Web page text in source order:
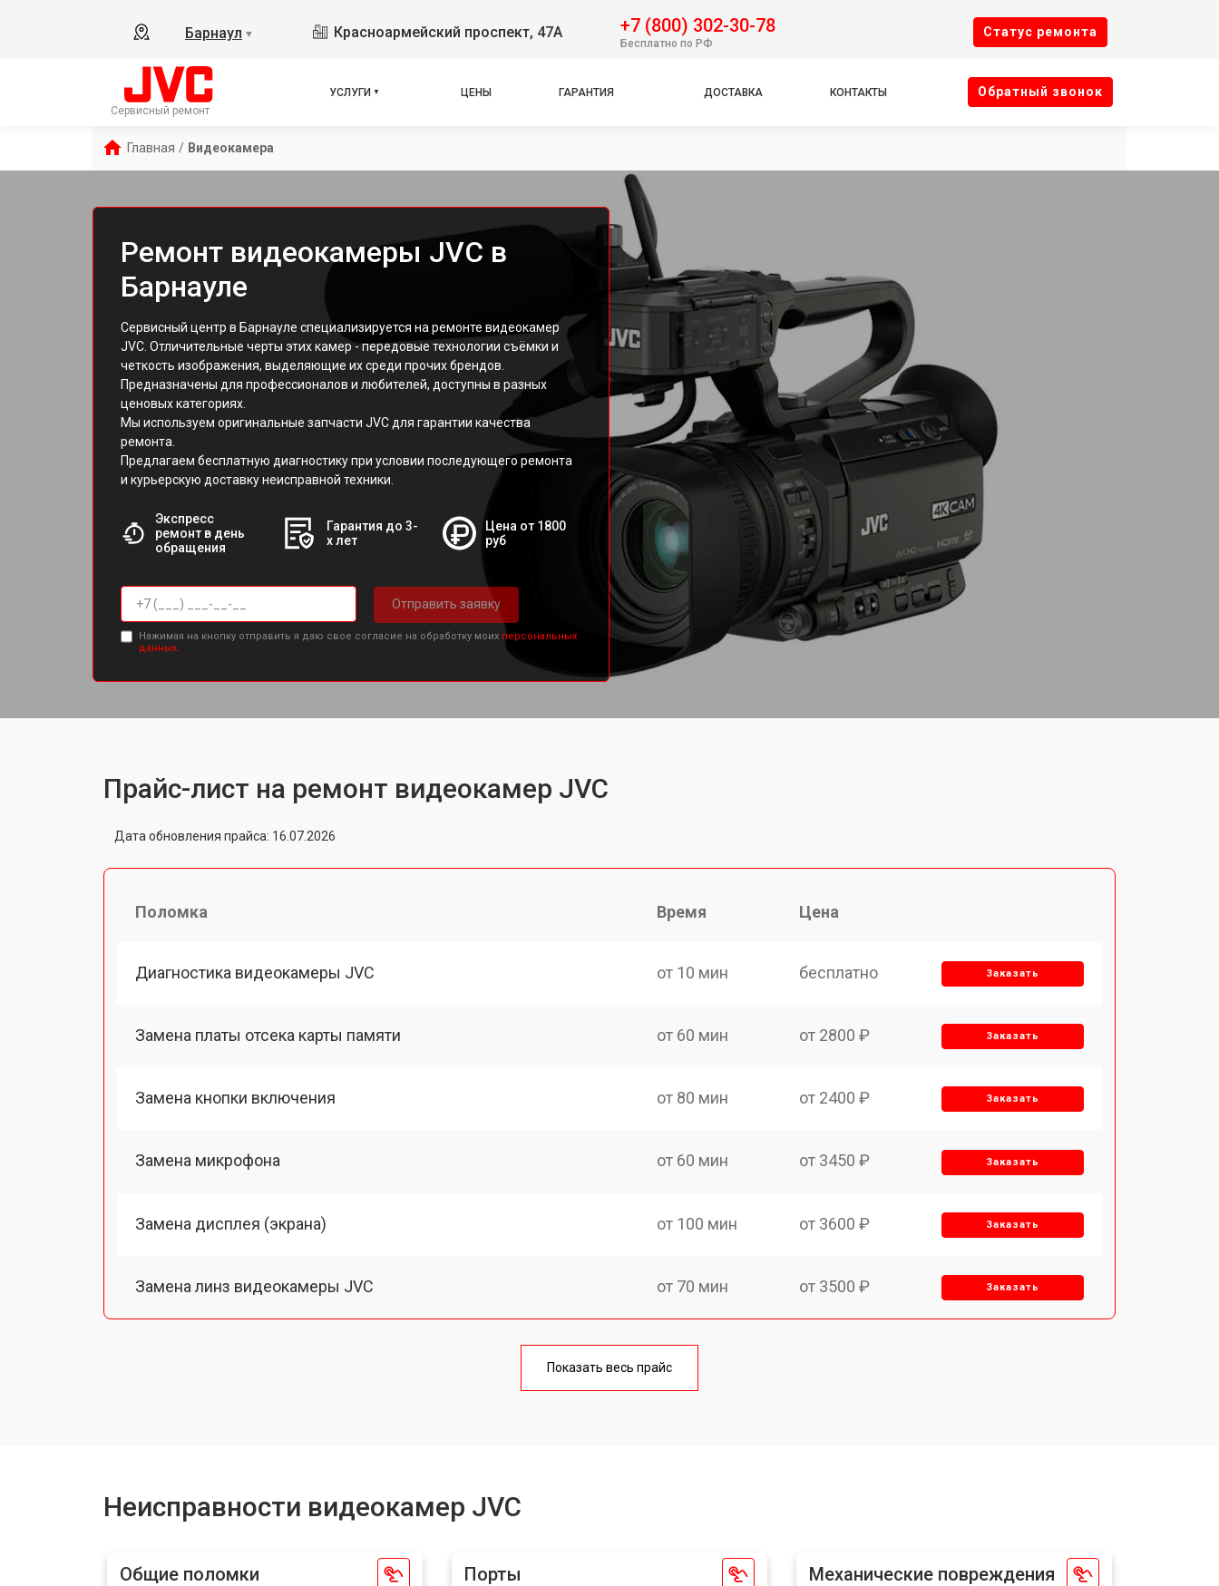
Барнаул ▼ Красноармейский проспект, 47А +7 (800) 302-30-78
Бесплатно по РФ
Cтатус ремонта
Сервисный ремонт
УСЛУГИ ЦЕНЫ ГАРАНТИЯ ДОСТАВКА КОНТАКТЫ Oбратный звонок
Главная / Видеокамера
Ремонт видеокамеры JVC в
Барнауле
Сервисный центр в Барнауле специализируется на ремонте видеокамер
JVC. Отличительные черты этих камер - передовые технологии съёмки и
четкость изображения, выделяющие их среди прочих брендов.
Предназначены для профессионалов и любителей, доступны в разных
ценовых категориях.
Мы используем оригинальные запчасти JVC для гарантии качества
ремонта.
Предлагаем бесплатную диагностику при условии последующего ремонта
и курьерскую доставку неисправной техники.
Экспресс
ремонт в день
обращения
Гарантия до 3-
х лет
Цена от 1800
руб
Отправить заявку
Нажимая на кнопку отправить я даю свое согласие на обработку моих персональных
данных.
Прайс-лист на ремонт видеокамер JVC
Дата обновления прайса: 16.07.2026
Поломка Время Цена
Диагностика видеокамеры JVC от 10 мин бесплатно Заказать
Замена платы отсека карты памяти от 60 мин от 2800 ₽ Заказать
Замена кнопки включения от 80 мин от 2400 ₽ Заказать
Замена микрофона от 60 мин от 3450 ₽ Заказать
Замена дисплея (экрана) от 100 мин от 3600 ₽ Заказать
Замена линз видеокамеры JVC от 70 мин от 3500 ₽ Заказать
от 70 мин
Показать весь прайс
Неисправности видеокамер JVC
Общие поломки Порты Механические повреждения